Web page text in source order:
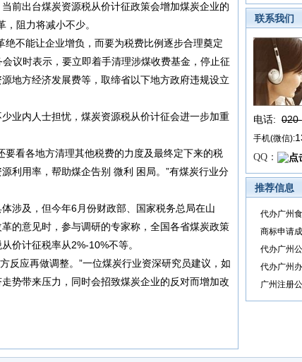
前出台煤炭资源税从价计征政策会增加煤炭企业的
，阻力将减小不少。
不能让企业增负，而要为税费比例逐步合理奠定
议时表示，要立即着手清理涉煤收费基金，停止征
地方经济发展费等，取缔省以下地方政府违规设立
内人士担忧，煤炭资源税从价计征会进一步加重
看各地方清理其他税费的力度及最终定下来的税
利用率，帮助煤企告别 微利 困局。”有煤炭行业分
及，但今年6月份财政部、国家税务总局在山
的意见时，参与调研的专家称，全国各省煤炭政策
价计征税率从2%-10%不等。
应再做调整。”一位煤炭行业资深研究员建议，如
势带来压力，同时会招致煤炭企业的反对而增加改
联系我们
电话:
手机(微信):
QQ：
推荐信息
代办广州
商标申请
代办广州
代办广州
广州注册